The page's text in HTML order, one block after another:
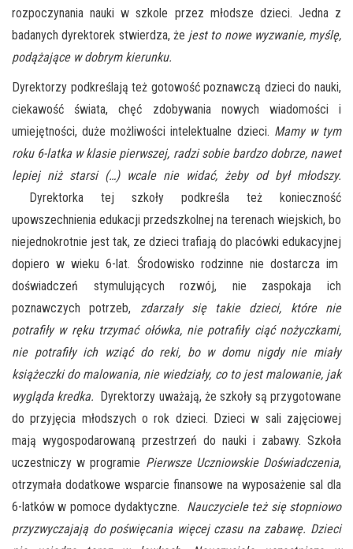
rozpoczynania nauki w szkole przez młodsze dzieci. Jedna z
badanych dyrektorek stwierdza, że jest to nowe wyzwanie, myślę,
podążające w dobrym kierunku.
Dyrektorzy podkreślają też gotowość poznawczą dzieci do nauki,
ciekawość świata, chęć zdobywania nowych wiadomości i
umiejętności, duże możliwości intelektualne dzieci. Mamy w tym
roku 6-latka w klasie pierwszej, radzi sobie bardzo dobrze, nawet
lepiej niż starsi (…) wcale nie widać, żeby od był młodszy.
Dyrektorka tej szkoły podkreśla też konieczność
upowszechnienia edukacji przedszkolnej na terenach wiejskich, bo
niejednokrotnie jest tak, ze dzieci trafiają do placówki edukacyjnej
dopiero w wieku 6-lat. Środowisko rodzinne nie dostarcza im
doświadczeń stymulujących rozwój, nie zaspokaja ich
poznawczych potrzeb, zdarzały się takie dzieci, które nie
potrafiły w ręku trzymać ołówka, nie potrafiły ciąć nożyczkami,
nie potrafiły ich wziąć do reki, bo w domu nigdy nie miały
książeczki do malowania, nie wiedziały, co to jest malowanie, jak
wygląda kredka. Dyrektorzy uważają, że szkoły są przygotowane
do przyjęcia młodszych o rok dzieci. Dzieci w sali zajęciowej
mają wygospodarowaną przestrzeń do nauki i zabawy. Szkoła
uczestniczy w programie Pierwsze Uczniowskie Doświadczenia,
otrzymała dodatkowe wsparcie finansowe na wyposażenie sal dla
6-latków w pomoce dydaktyczne. Nauczyciele też się stopniowo
przyzwyczajają do poświęcania więcej czasu na zabawę. Dzieci